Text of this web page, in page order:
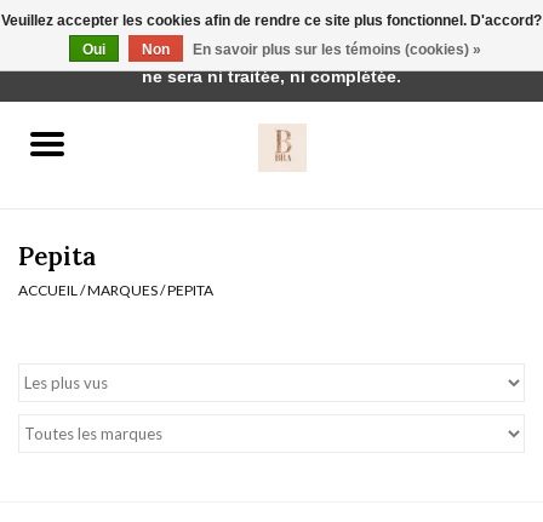
Réduction
Pepita
ACCUEIL /MARQUES/PEPITA
Veuillez accepter les cookies afin de rendre ce site plus fonctionnel. D'accord?
Oui
Non En savoir plus sur les témoins (cookies) »
Cette boutique est en construction. Toute commande passée
ne sera ni traitée, ni complétée.